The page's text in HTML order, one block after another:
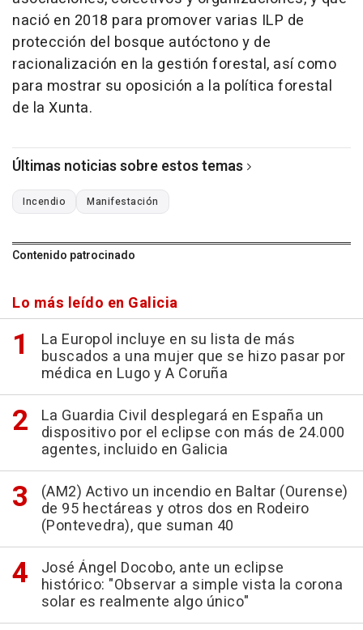
nació en 2018 para promover varias ILP de
protección del bosque autóctono y de
racionalización en la gestión forestal, así como
para mostrar su oposición a la política forestal
de la Xunta.
Últimas noticias sobre estos temas
Incendio Manifestación
Contenido patrocinado
Lo más leído en Galicia
La Europol incluye en su lista de más
buscados a una mujer que se hizo pasar por
médica en Lugo y A Coruña
La Guardia Civil desplegará en España un
dispositivo por el eclipse con más de 24.000
agentes, incluido en Galicia
(AM2) Activo un incendio en Baltar (Ourense)
de 95 hectáreas y otros dos en Rodeiro
(Pontevedra), que suman 40
José Ángel Docobo, ante un eclipse
histórico: "Observar a simple vista la corona
solar es realmente algo único"